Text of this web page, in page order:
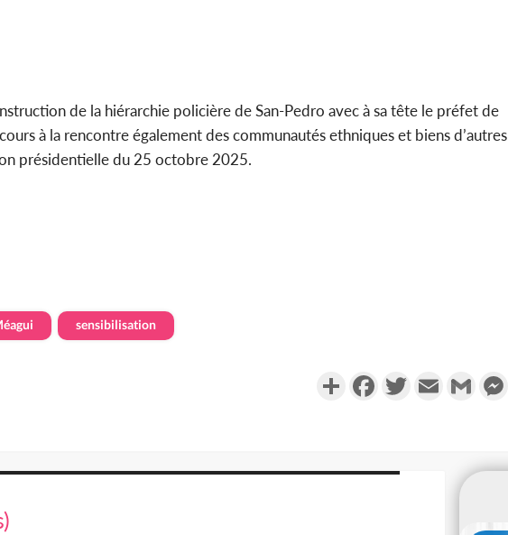
de la hiérarchie policière de San-Pedro avec à sa tête le préfet de
à la rencontre également des communautés ethniques et biens d’autres
présidentielle du 25 octobre 2025.
sensibilisation
PartagerFacebookTwitterEmail Gmail